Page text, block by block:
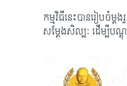
កម្មវិធីនេះបានរៀបចំ
សម្តែងសិល្បៈ ដើម្បីបណ្